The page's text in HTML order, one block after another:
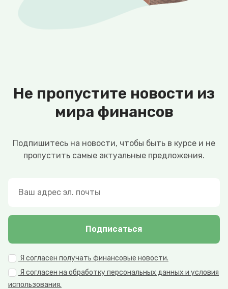
Не пропустите новости из
мира финансов
Подпишитесь на новости, чтобы быть в курсе и не
пропустить самые актуальные предложения.
Подписаться
Я согласен получать финансовые новости.
Я согласен на обработку персональных данных и условия
использования.